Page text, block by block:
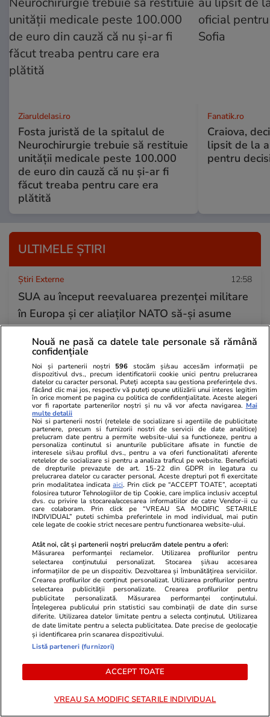
ZiaruldeIasi.ro
Fosta juristă de la spitalul de
Neurochirurgie trebuie să restituie
unității medicale peste 100.000
de euro din cauză că nu și-ar fi
făcut treaba pentru care era
plătită
Fanatik.ro
Craiova,
lipsit de la
pentru
ULTIMELE ȘTIRI
Știri Externe 12:58
SUA au început reevaluarea prezenței militare
în Europa și cer aliaților NATO să-și asume
apărarea
Știri România 12:51
Vremea în august 2026. ANM anunță
temperaturi extreme în ultima lună de vară:
„Un val de căldură intens și persistent”
Stiri Mondene 12:29
Ce face Nadine după ce s-a retras din
televiziune și s-a mutat în Franța: „Lumea de
astăzi poate avea multe provocări”
Știri Locale
În județul Brașov se află „Bătrânul Carpaților”,
cel mai vechi copac din țară. Gorunul secular
are peste 900 de ani
Citește mai multe
TRENDING
Știri România
Nouă ne pasă ca datele tale personale să rămână
confidențiale
Noi și partenerii noștri 596 stocăm și/sau accesăm informații pe
dispozitivul dvs., precum identificatorii cookie unici pentru prelucrarea
datelor cu caracter personal. Puteți accepta sau gestiona preferințele dvs.
făcând clic mai jos, respectiv vă puteți opune utilizării unui interes legitim
în orice moment pe pagina cu politica de confidențialitate. Aceste alegeri
vor fi raportate partenerilor noștri și nu vă vor afecta navigarea. Mai
multe detalii
Noi si partenerii nostri (retelele de socializare si agentiile de publicitate
partenere, precum si furnizorii nostri de servicii de date analitice)
prelucram date pentru a permite website-ului sa functioneze, pentru a
personaliza continutul si anunturile publicitare afisate in functie de
interesele si/sau profilul dvs., pentru a va oferi functionalitati aferente
retelelor de socializare si pentru a analiza traficul pe website. Beneficiati
de drepturile prevazute de art. 15-22 din GDPR in legatura cu
prelucrarea datelor cu caracter personal. Aceste drepturi pot fi exercitate
prin modalitatea indicataaici. Prin click pe “ACCEPT TOATE”, acceptati
folosirea tuturor Tehnologiilor de tip Cookie, care implica inclusiv acceptul
dvs. cu privire la stocarea/accesarea informatiilor de catre Vendor-ii cu
care colaboram. Prin click pe “VREAU SA MODIFIC SETARILE
INDIVIDUAL” puteti schimba preferintele in mod individual, mai putin
cele legate de cookie strict necesare pentru functionarea website-ului.
Atât noi, cât și partenerii noștri prelucrăm datele pentru a oferi:
Măsurarea performanței reclamelor. Utilizarea profilurilor pentru
selectarea conținutului personalizat. Stocarea și/sau accesarea
informațiilor de pe un dispozitiv. Dezvoltarea și îmbunătățirea serviciilor.
Crearea profilurilor de conținut personalizat. Utilizarea profilurilor pentru
selectarea publicității personalizate. Crearea profilurilor pentru
publicitate personalizată. Măsurarea performanței conținutului.
Înțelegerea publicului prin statistici sau combinații de date din surse
diferite. Utilizarea datelor limitate pentru a selecta conținutul. Utilizarea
de date limitate pentru a selecta publicitatea. Date precise de geolocație
și identificarea prin scanarea dispozitivului.
Listă parteneri (furnizori)
ACCEPT TOATE
VREAU SA MODIFIC SETARILE INDIVIDUAL